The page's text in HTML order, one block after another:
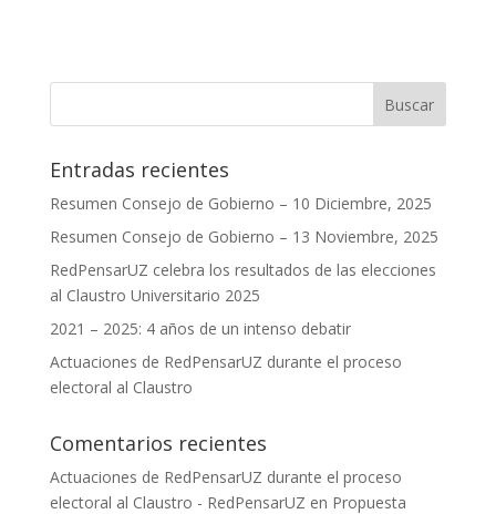
Entradas recientes
Resumen Consejo de Gobierno – 10 Diciembre, 2025
Resumen Consejo de Gobierno – 13 Noviembre, 2025
RedPensarUZ celebra los resultados de las elecciones
al Claustro Universitario 2025
2021 – 2025: 4 años de un intenso debatir
Actuaciones de RedPensarUZ durante el proceso
electoral al Claustro
Comentarios recientes
Actuaciones de RedPensarUZ durante el proceso
electoral al Claustro - RedPensarUZ en Propuesta